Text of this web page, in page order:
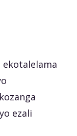
ekotalelama
ezali